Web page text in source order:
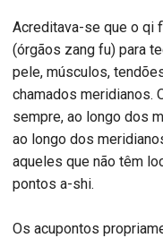
Acreditava-se que o qi
(órgãos zang fu) para
pele, músculos,
chamados meridianos.
sempre, ao longo dos
ao longo dos
aqueles que não têm
pontos a-shi.
Os acupontos